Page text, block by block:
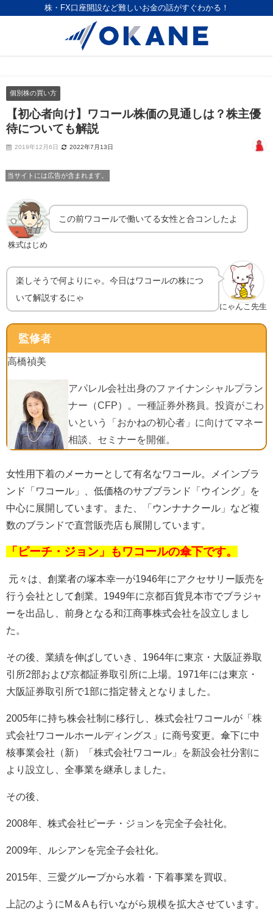
株・FX口座開設など難しいお金の話がすぐわかる！
個別株の買い方
【初心者向け】ワコール株価の見通しは？株主優
待についても解説
2019年12月6日 2022年7月13日
当サイトには広告が含まれます。
株式はじめ
この前ワコールで働いてる女性と合コンしたよ
にゃんこ先生
楽しそうで何よりにゃ。今日はワコールの株につ
いて解説するにゃ
監修者
高橋禎美
アパレル会社出身のファイナンシャルプラン
ナー（CFP）。一種証券外務員。投資がこわ
いという「おかねの初心者」に向けてマネー
相談、セミナーを開催。
女性用下着のメーカーとして有名なワコール。メインブラ
ンド「ワコール」、低価格のサブブランド「ウイング」を
中心に展開しています。また、「ウンナナクール」など複
数のブランドで直営販売店も展開しています。
「ピーチ・ジョン」もワコールの傘下です。
元々は、創業者の塚本幸一が1946年にアクセサリー販売を
行う会社として創業。 1949年に京都百貨見本市でブラジャ
ーを出品し、前身となる和江商事株式会社を設立しまし
た。
その後、業績を伸ばしていき、 1964年に東京・大阪証券取
引所2部および京都証券取引所に上場。 1971 年には東京・
大阪証券取引所で1 部に指定替えとなりました。
2005年に持ち株会社制に移行し、株式会社ワコールが「株
式会社ワコールホールディングス」に商号変更。傘下に中
核事業会社（新）「株式会社ワコール」を新設会社分割に
より設立し、全事業を継承しました。
その後、
2008年、株式会社ピーチ・ジョンを完全子会社化。
2009年、ルシアンを完全子会社化。
2015年、三愛グループから水着・下着事業を買収。
上記のように M ＆ A も行いながら規模を拡大させています。